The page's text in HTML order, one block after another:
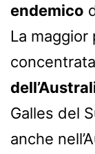
endemico
La
Galles del
anche